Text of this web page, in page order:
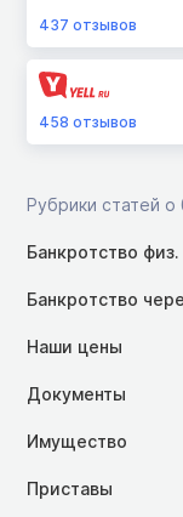
437 отзывов
458 отзывов
Рубрики статей о
Банкротство
Банкротство
Наши цены
Документы
Имущество
Приставы